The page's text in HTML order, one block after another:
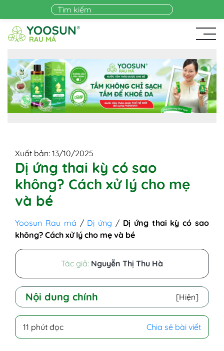
Skip to main content
Xuất bản: 13/10/2025
Dị ứng thai kỳ có sao
không? Cách xử lý cho mẹ
và bé
Yoosun Rau má / Dị ứng / Dị ứng thai kỳ có sao
không? Cách xử lý cho mẹ và bé
Tác giả: Nguyễn Thị Thu Hà
Nội dung chính [Hiện]
II - Vì sao phụ nữ mang thai dễ bị dị ứng?
11 phút đọc Chia sẻ bài viết